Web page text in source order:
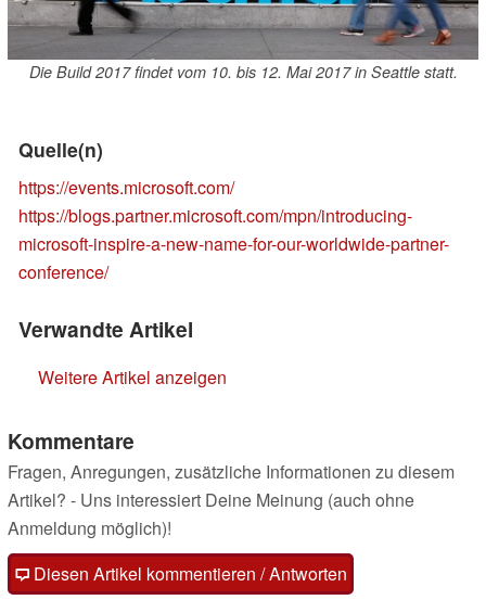
Die Build 2017 findet vom 10. bis 12. Mai 2017 in Seattle statt.
Quelle(n)
https://events.microsoft.com/
https://blogs.partner.microsoft.com/mpn/introducing-
microsoft-inspire-a-new-name-for-our-worldwide-partner-
conference/
Verwandte Artikel
Weitere Artikel anzeigen
Kommentare
Fragen, Anregungen, zusätzliche Informationen zu diesem
Artikel? - Uns interessiert Deine Meinung (auch ohne
Anmeldung möglich)!
Diesen Artikel kommentieren / Antworten